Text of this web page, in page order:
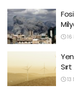
16
13